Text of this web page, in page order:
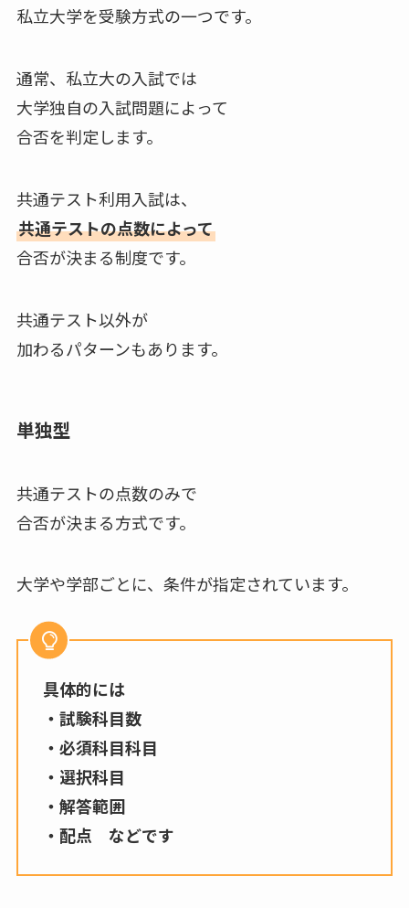
私立大学を受験方式の一つです。
通常、私立大の入試では
大学独自の入試問題によって
合否を判定します。
共通テスト利用入試は、
共通テストの点数によって
合否が決まる制度です。
共通テスト以外が
加わるパターンもあります。
単独型
共通テストの点数のみで
合否が決まる方式です。
大学や学部ごとに、条件が指定されています。
具体的には
・試験科目数
・必須科目科目
・選択科目
・解答範囲
・配点 などです